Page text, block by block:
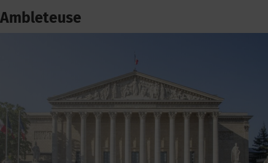
Ambleteuse